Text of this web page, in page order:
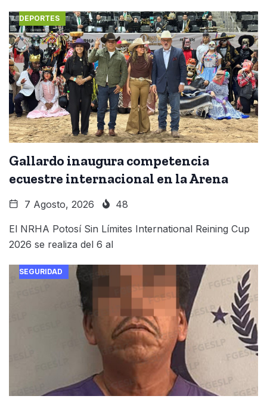
DEPORTES
Gallardo inaugura competencia
ecuestre internacional en la Arena
7 Agosto, 2026 48
El NRHA Potosí Sin Límites International Reining Cup
2026 se realiza del 6 al
SEGURIDAD